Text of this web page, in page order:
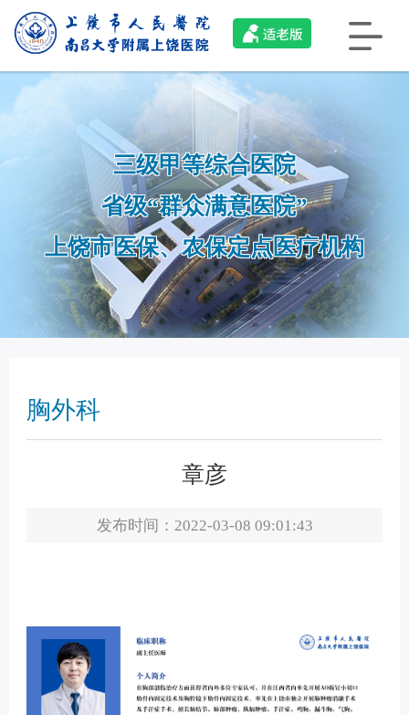
三级甲等综合医院
省级“群众满意医院”
上饶市医保、农保定点医疗机构
胸外科
章彦
发布时间：2022-03-08 09:01:43